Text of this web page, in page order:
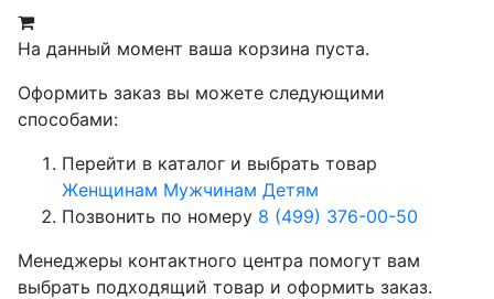
На данный момент ваша корзина пуста.
Оформить заказ вы можете следующими
способами:
Перейти в каталог и выбрать товар
Женщинам Мужчинам Детям
Позвонить по номеру 8 (499) 376-00-50
Менеджеры контактного центра помогут вам
выбрать подходящий товар и оформить заказ.